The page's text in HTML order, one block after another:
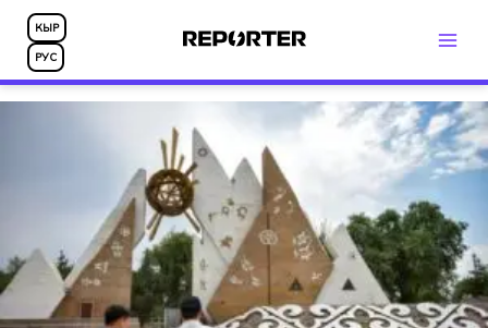
Skip
content
КЫР
РУС
Новости Кыргызстана и мира